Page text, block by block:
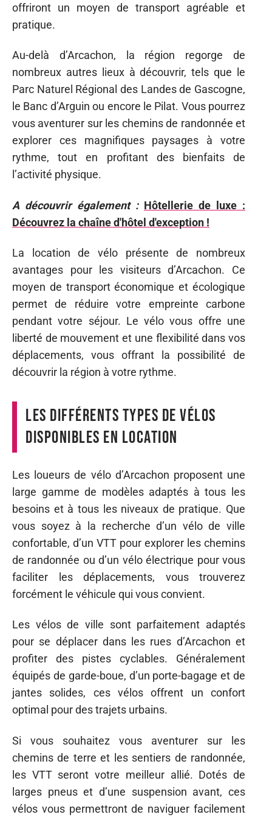
offriront un moyen de transport agréable et
pratique.
Au-delà d’Arcachon, la région regorge de
nombreux autres lieux à découvrir, tels que le
Parc Naturel Régional des Landes de Gascogne,
le Banc d’Arguin ou encore le Pilat. Vous pourrez
vous aventurer sur les chemins de randonnée et
explorer ces magnifiques paysages à votre
rythme, tout en profitant des bienfaits de
l’activité physique.
A découvrir également : Hôtellerie de luxe :
Découvrez la chaîne d'hôtel d'exception !
La location de vélo présente de nombreux
avantages pour les visiteurs d’Arcachon. Ce
moyen de transport économique et écologique
permet de réduire votre empreinte carbone
pendant votre séjour. Le vélo vous offre une
liberté de mouvement et une flexibilité dans vos
déplacements, vous offrant la possibilité de
découvrir la région à votre rythme.
Les différents types de vélos
disponibles en location
Les loueurs de vélo d’Arcachon proposent une
large gamme de modèles adaptés à tous les
besoins et à tous les niveaux de pratique. Que
vous soyez à la recherche d’un vélo de ville
confortable, d’un VTT pour explorer les chemins
de randonnée ou d’un vélo électrique pour vous
faciliter les déplacements, vous trouverez
forcément le véhicule qui vous convient.
Les vélos de ville sont parfaitement adaptés
pour se déplacer dans les rues d’Arcachon et
profiter des pistes cyclables. Généralement
équipés de garde-boue, d’un porte-bagage et de
jantes solides, ces vélos offrent un confort
optimal pour des trajets urbains.
Si vous souhaitez vous aventurer sur les
chemins de terre et les sentiers de randonnée,
les VTT seront votre meilleur allié. Dotés de
larges pneus et d’une suspension avant, ces
vélos vous permettront de naviguer facilement